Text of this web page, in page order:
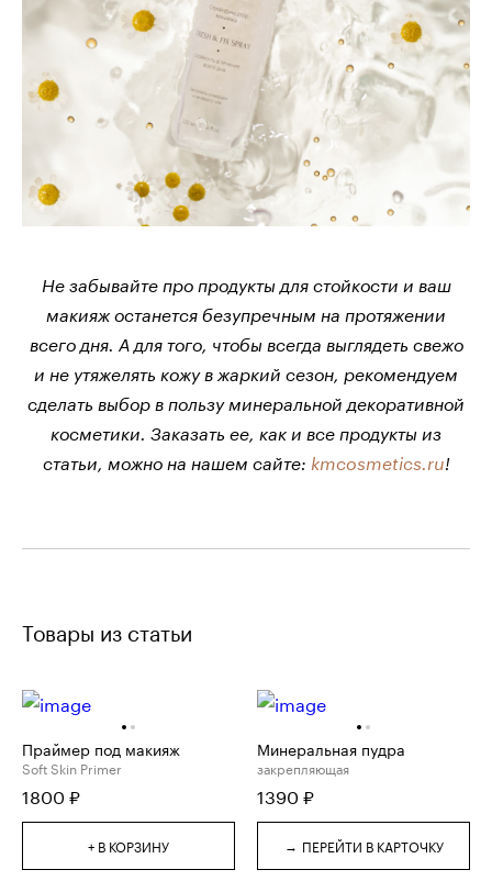
Не забывайте про продукты для стойкости и ваш
макияж останется безупречным на протяжении
всего дня. А для того, чтобы всегда выглядеть свежо
и не утяжелять кожу в жаркий сезон, рекомендуем
сделать выбор в пользу минеральной декоративной
косметики. Заказать ее, как и все продукты из
статьи, можно на нашем сайте: kmcosmetics.ru!
Товары из статьи
Праймер под макияж
Soft Skin Primer
1800 ₽
+ В КОРЗИНУ
Минеральная пудра
закрепляющая
1390 ₽
→ ПЕРЕЙТИ В КАРТОЧКУ